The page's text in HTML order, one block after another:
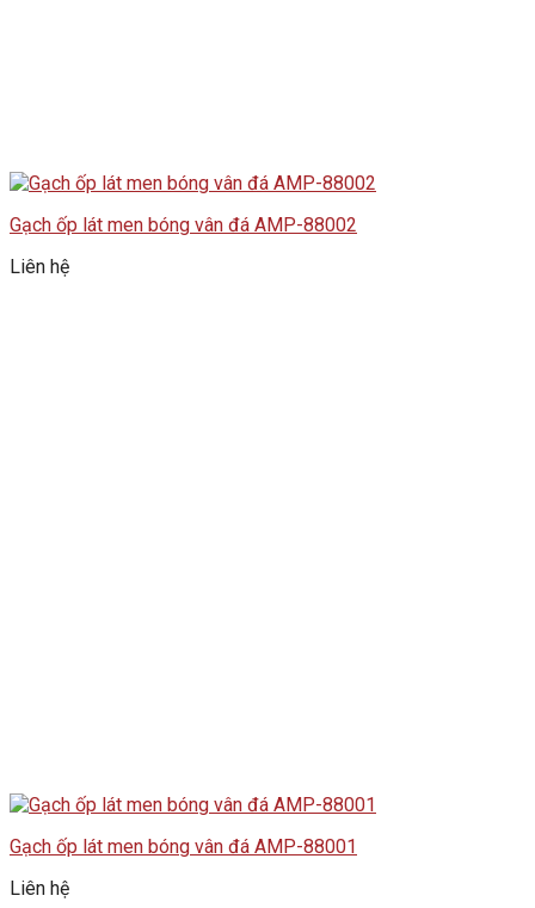
Gạch ốp lát men bóng vân đá AMP-88002
Liên hệ
Gạch ốp lát men bóng vân đá AMP-88001
Liên hệ